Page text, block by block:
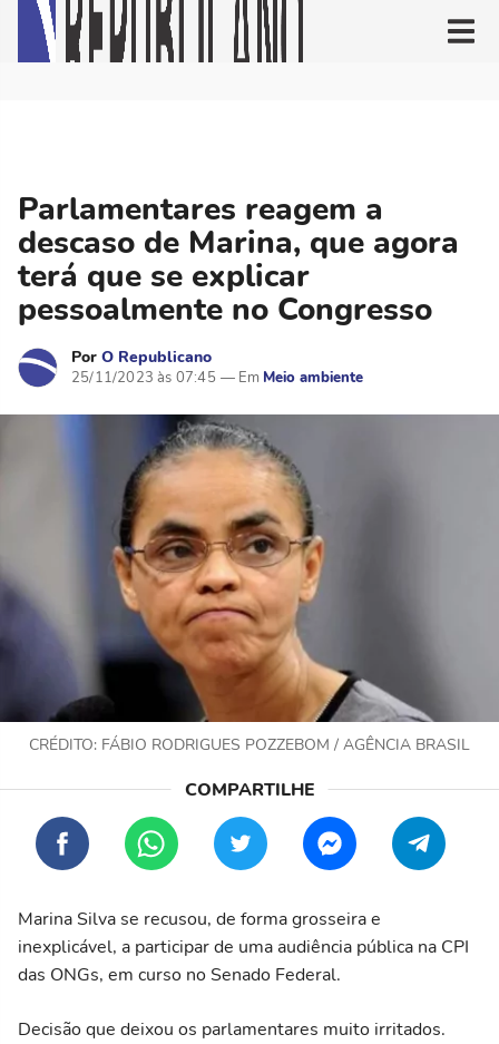
Parlamentares reagem a
descaso de Marina, que agora
terá que se explicar
pessoalmente no Congresso
Por O Republicano
25/11/2023 às 07:45 Meio ambiente
CRÉDITO: FÁBIO RODRIGUES POZZEBOM / AGÊNCIA BRASIL
Marina Silva se recusou, de forma grosseira e
inexplicável, a participar de uma audiência pública na CPI
das ONGs, em curso no Senado Federal.
Decisão que deixou os parlamentares muito irritados.